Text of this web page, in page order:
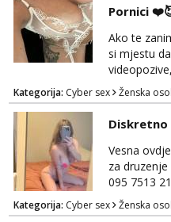
Pornici
Ako te
si mjestu
slikice i
od mamice
mamica te
Kategorija: Cyber sex Ženska
Diskretno
Vesna
za
095 7513
NE UZIVO!
Kategorija: Cyber sex Ženska